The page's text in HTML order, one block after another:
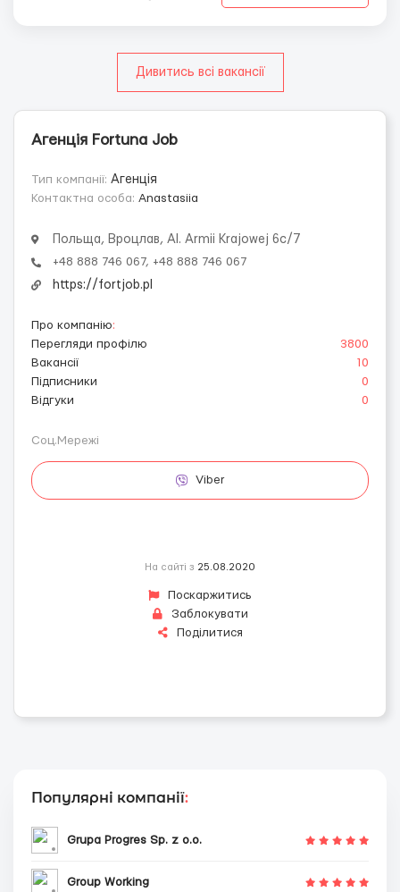
Дивитись всі вакансії
Агенція Fortuna Job
Тип компанії: Агенція
Контактна особа: Anastasiia
Польща, Вроцлав, Al. Armii Krajowej 6c/7
+48 888 746 067, +48 888 746 067
https://fortjob.pl
Про компанію:
Перегляди профілю
3800
Вакансії
10
Підписники
0
Відгуки
0
Соц.Мережі
Viber
На сайті з 25.08.2020
Поскаржитись
Заблокувати
Поділитися
Популярні компанії:
Grupa Progres Sp. z o.o.
Group Working